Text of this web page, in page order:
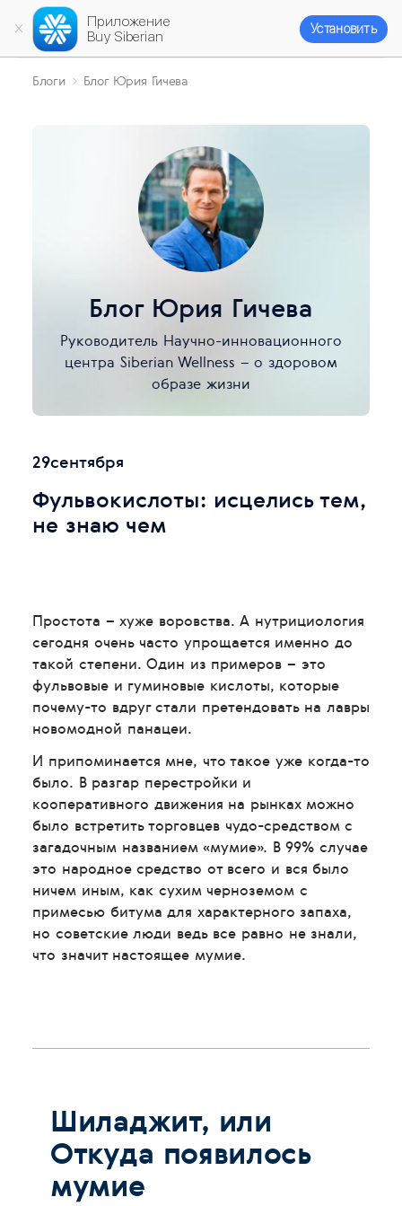
Приложение
Buy Siberian
Установить
Блоги Блог Юрия Гичева
Блог Юрия Гичева
Руководитель Научно-инновационного
центра Siberian Wellness – о здоровом
образе жизни
29сентября
Фульвокислоты: исцелись тем,
не знаю чем
Простота – хуже воровства. А нутрициология
сегодня очень часто упрощается именно до
такой степени. Один из примеров – это
фульвовые и гуминовые кислоты, которые
почему-то вдруг стали претендовать на лавры
новомодной панацеи.
И припоминается мне, что такое уже когда-то
было. В разгар перестройки и
кооперативного движения на рынках можно
было встретить торговцев чудо-средством с
загадочным названием «мумие». В 99% случае
это народное средство от всего и вся было
ничем иным, как сухим черноземом с
примесью битума для характерного запаха,
но советские люди ведь все равно не знали,
что значит настоящее мумие.
Шиладжит, или
Откуда появилось
мумие